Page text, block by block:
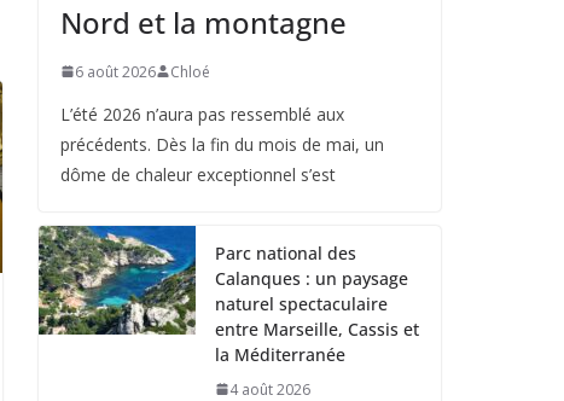
Nord et la montagne
6 août 2026 Chloé
L’été 2026 n’aura pas ressemblé aux
précédents. Dès la fin du mois de mai, un
dôme de chaleur exceptionnel s’est
Parc national des
Calanques : un paysage
naturel spectaculaire
entre Marseille, Cassis et
la Méditerranée
4 août 2026